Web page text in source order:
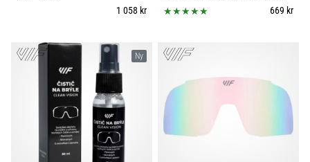
1 058 kr
669 kr
Ny